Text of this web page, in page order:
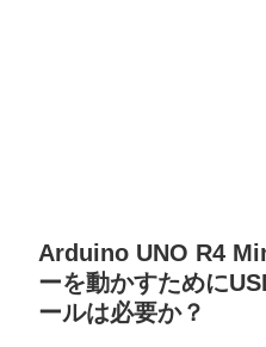
Arduino UNO R4
ーを動かすために
ールは必要か？